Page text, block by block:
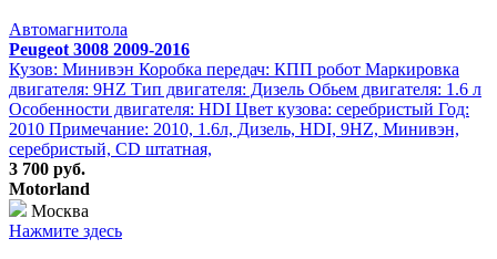
Автомагнитола
Peugeot 3008 2009-2016
Кузов: Минивэн Коробка передач: КПП робот Маркировка
двигателя: 9HZ Тип двигателя: Дизель Обьем двигателя: 1.6 л
Особенности двигателя: HDI Цвет кузова: серебристый Год:
2010 Примечание: 2010, 1.6л, Дизель, HDI, 9HZ, Минивэн,
серебристый, CD штатная,
3 700 руб.
Motorland
Москва
Нажмите здесь